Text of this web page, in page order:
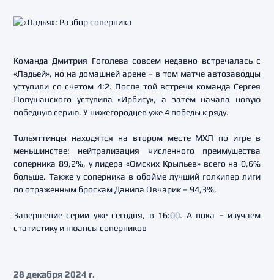
Команда Дмитрия Гоголева совсем недавно встречалась с
«Ладьей», но на домашней арене – в том матче автозаводцы
уступили со счетом 4:2. После той встречи команда Сергея
Лопушанского уступила «Ирбису», а затем начала новую
победную серию. У нижегородцев уже 4 победы к ряду.
Тольяттинцы находятся на втором месте МХЛ по игре в
меньшинстве: нейтрализация численного преимущества
соперника 89,2%, у лидера «Омских Крыльев» всего на 0,6%
больше. Также у соперника в обойме лучший голкипер лиги
по отраженным броскам Данила Овчарик – 94,3%.
Завершение серии уже сегодня, в 16:00. А пока – изучаем
статистику и нюансы соперников
28 декабря 2024 г.